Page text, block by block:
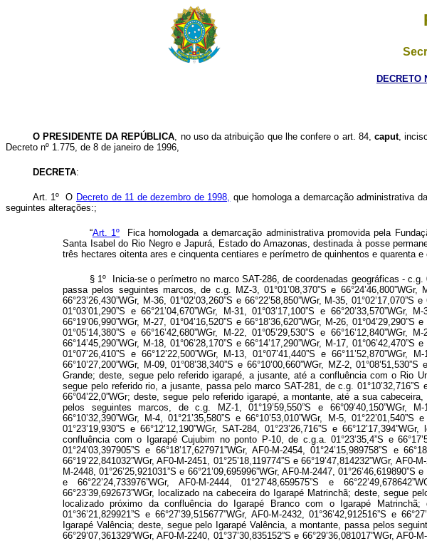
DECRETO
O PRESIDENTE DA REPÚBLICA, no uso da atribuição que lhe confere o art. 84,caput,
Decreto nº 1.775, de 8 de janeiro de 1996,
DECRETA:
Art. 1º O Decreto de 11 de dezembro de 1998, que homologa a demarcação administrativa
seguintes alterações:;
“Art. 1º Fica homologada a demarcação administrativa promovida pela
Santa Isabel do Rio Negro e Japurá, Estado do Amazonas, destinada à posse
três hectares oitenta ares e cinquenta centiares e perímetro de quinhentos e
§ 1º Inicia-se o perímetro no marco SAT-286, de coordenadas geográficas - c.g.
passa pelos seguintes marcos, de c.g. MZ-3, 01°01’08,370”S e 66°24’46,800”WGr,
66°23’26,430”WGr, M-36, 01°02’03,260”S e 66°22’58,850”WGr, M-35, 01°02’17,070”S
01°03’01,290”S e 66°21’04,670”WGr, M-31, 01°03’17,100”S e 66°20’33,570”WGr,
66°19’06,990”WGr, M-27, 01°04’16,520”S e 66°18’36,620”WGr, M-26, 01°04’29,290”S
01°05’14,380”S e 66°16’42,680”WGr, M-22, 01°05’29,530”S e 66°16’12,840”WGr,
66°14’45,290”WGr, M-18, 01°06’28,170”S e 66°14’17,290”WGr, M-17, 01°06’42,470”S
01°07’26,410”S e 66°12’22,500”WGr, M-13, 01°07’41,440”S e 66°11’52,870”WGr,
66°10’27,200”WGr, M-09, 01°08’38,340”S e 66°10’00,660”WGr, MZ-2,
Grande; deste, segue pelo referido igarapé, a jusante, até a confluência com o Rio
segue pelo referido rio, a jusante, passa pelo marco SAT-281, de c.g.
66°04’22,0”WGr; deste, segue pelo referido igarapé, a montante, até a sua
pelos seguintes marcos, de c.g. MZ-1, 01°19’59,550”S e 66°09’40,150”WGr, M-
66°10’32,390”WGr, M-4, 01°21’35,580”S e 66°10’53,010”WGr, M-5,
01°23’19,930”S e 66°12’12,190”WGr, SAT-284, 01°23’26,716”S e
confluência com o Igarapé Cujubim no ponto P-10, de c.g.a. 01°23’35,4”S e
01°24’03,397905”S e 66°18’17,627971”WGr, AF0-M-2454, 01°24’15,989758”S e
66°19’22,841032”WGr, AF0-M-2451, 01°25’18,119774”S e 66°19’47,814232”WGr, AF0-
M-2448, 01°26’25,921031”S e 66°21’09,695996”WGr, AF0-M-2447, 01°26’46,619890”S
e 66°22’24,733976”WGr, AF0-M-2444, 01°27’48,659575”S e
66°23’39,692673”WGr, localizado na cabeceira do Igarapé Matrinchã; deste, segue
localizado próximo da confluência do Igarapé Branco com o Igarapé
01°36’21,829921”S e 66°27’39,515677”WGr, AF0-M-2432, 01°36’42,912516”S e
Igarapé Valência; deste, segue pelo Igarapé Valência, a montante, passa pelos
66°29’07,361329”WGr, AF0-M-2240, 01°37’30,835152”S e 66°29’36,081017”WGr,